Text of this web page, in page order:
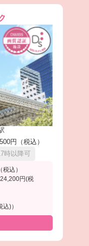
円（税込）
時以降可
込）
円(税
)）